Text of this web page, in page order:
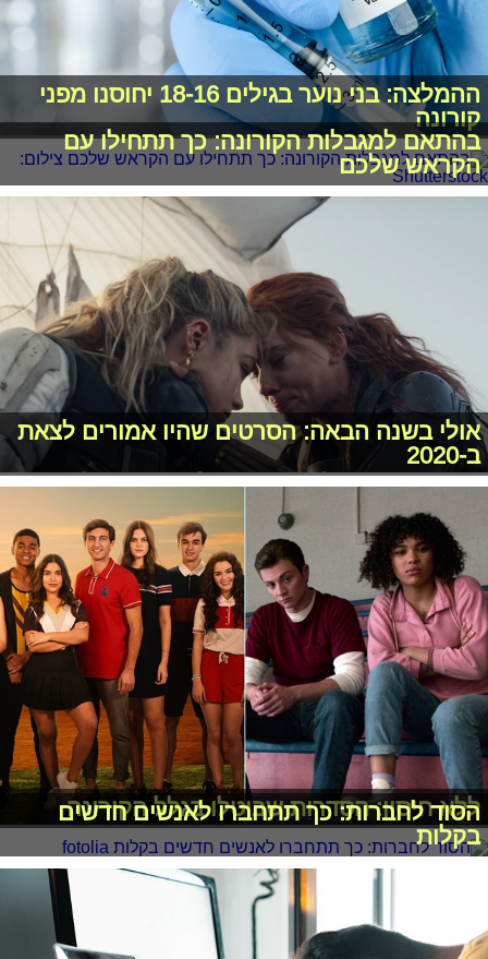
ההמלצה: בני נוער בגילים 18-16 יחוסנו מפני
קורונה
בהתאם למגבלות הקורונה: כך תתחילו עם
הקראש שלכם
אולי בשנה הבאה: הסרטים שהיו אמורים לצאת
ב-2020
ללא חיסון: הסדרות שבוטלו בגלל הקורונה
הסוד לחברות: כך תתחברו לאנשים חדשים
בקלות